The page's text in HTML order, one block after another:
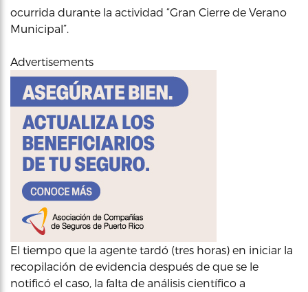
ocurrida durante la actividad “Gran Cierre de Verano
Municipal”.
Advertisements
El tiempo que la agente tardó (tres horas) en iniciar la
recopilación de evidencia después de que se le
notificó el caso, la falta de análisis científico a